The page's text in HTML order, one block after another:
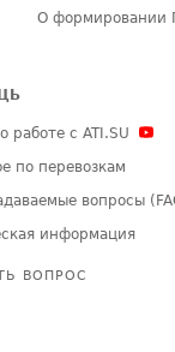
О формировании
работе с ATI.SU
по перевозкам
вопросы
информация
ВОПРОС